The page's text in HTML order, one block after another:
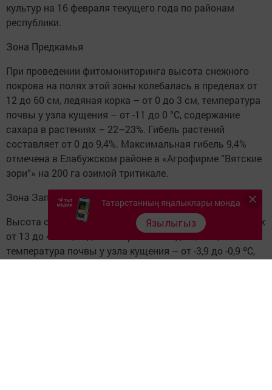
культур на 16 февраля текущего года по районам
республики.
Зона Предкамья
При проведении фитомониторинга высота снежного
покрова на полях этой зоны колебалась в пределах от
12 до 60 см, ледяная корка – от 0 до 3 см, температура
почвы у узла кущения – от -11 до 0 °С, содержание
сахара в растениях – 22–23%. Гибель растений
составляет от 0 до 9,4%. Максимальная гибель 9,4%
отмечена в Елабужском районе в «Агрофирме ”Вятские
зори”» на 200 га озимой тритикале.
Зона Западное Закамье
Высота снежного покрова здесь колебалась в пределах
от 13 до 43 см, ледяная корка – от 0 до 4,5 см,
температура почвы у узла кущения – от -3,9 до -0,9 ºС,
Татарстанның яңалыклары монда
Язылыгыз